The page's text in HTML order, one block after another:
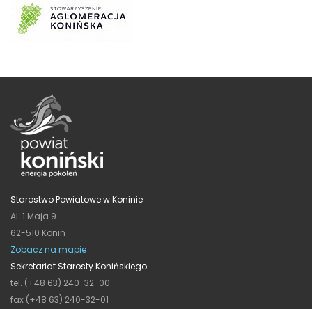
Starostwo Powiatowe w Koninie
Al. 1 Maja 9
62-510 Konin
Zobacz na mapie
Sekretariat Starosty Konińskiego
tel. (+48 63) 240-32-00
fax (+48 63) 240-32-01